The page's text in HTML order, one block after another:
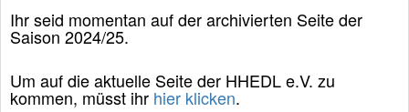
Ihr seid momentan auf der archivierten Seite der
Saison 2024/25.
Um auf die aktuelle Seite der HHEDL e.V. zu
kommen, müsst ihr hier klicken.